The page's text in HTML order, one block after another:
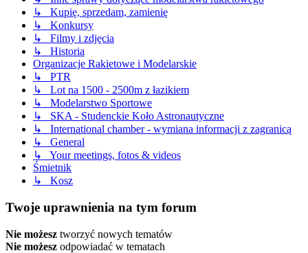
↳ Kupię, sprzedam, zamienię
↳ Konkursy
↳ Filmy i zdjęcia
↳ Historia
Organizacje Rakietowe i Modelarskie
↳ PTR
↳ Lot na 1500 - 2500m z łazikiem
↳ Modelarstwo Sportowe
↳ SKA - Studenckie Koło Astronautyczne
↳ International chamber - wymiana informacji z zagranicą
↳ General
↳ Your meetings, fotos & videos
Śmietnik
↳ Kosz
Twoje uprawnienia na tym forum
Nie możesz tworzyć nowych tematów
Nie możesz odpowiadać w tematach